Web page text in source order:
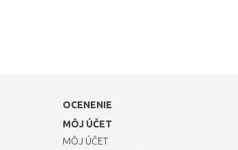
OCENENIE
MÔJ ÚČET
MÔJ ÚČET